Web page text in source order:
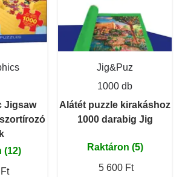
Jigsaw
(12)
Jig&Puz
1000 db
Alátét puzzle kirakáshoz
1000 darabig Jig
Raktáron (5)
5 600 Ft